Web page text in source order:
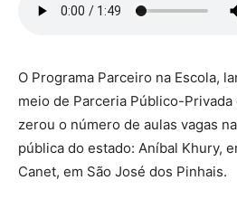
O Programa Parceiro na Escola,
meio de Parceria Público-Privada
zerou o número de aulas vagas
pública do estado: Aníbal Khury,
Canet, em São José dos Pinhais.